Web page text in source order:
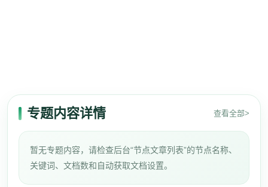
专题内容详情 查看全部>
暂无专题内容，请检查后台“节点文章列表”的节点名称、
关键词、文档数和自动获取文档设置。